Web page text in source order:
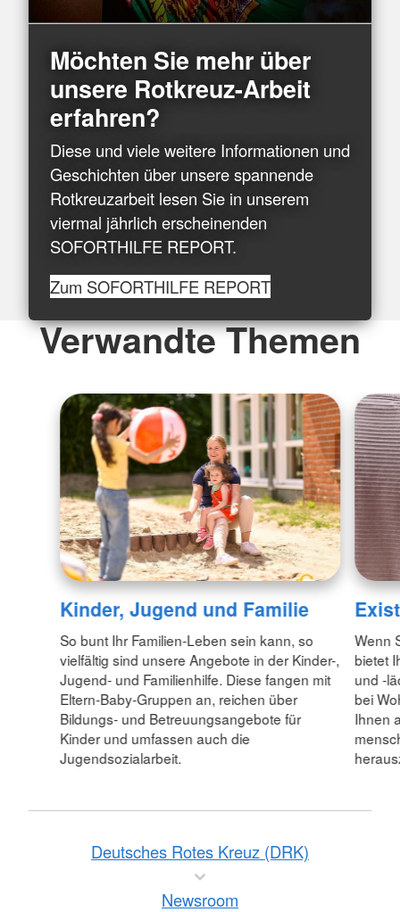
Möchten Sie mehr über
unsere Rotkreuz-Arbeit
erfahren?
Diese und viele weitere Informationen und
Geschichten über unsere spannende
Rotkreuzarbeit lesen Sie in unserem
viermal jährlich erscheinenden
SOFORTHILFE REPORT.
Zum SOFORTHILFE REPORT
Verwandte Themen
Kinder, Jugend und Familie
So bunt Ihr Familien-Leben sein kann, so
vielfältig sind unsere Angebote in der Kinder-,
Jugend- und Familienhilfe. Diese fangen mit
Eltern-Baby-Gruppen an, reichen über
Bildungs- und Betreuungsangebote für
Kinder und umfassen auch die
Jugendsozialarbeit.
Wenn
bietet
und -
bei
Ihnen
Deutsches Rotes Kreuz (DRK)
Newsroom